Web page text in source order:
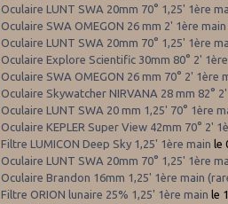
Oculaire LUNT SWA 20mm 70° 1,25' 1ère
Oculaire SWA OMEGON 26 mm 2' 1ère main
Oculaire LUNT SWA 20mm 70° 1,25' 1ère
Oculaire Explore Scientific 30mm 80° 2'
Oculaire SWA OMEGON 26 mm 70° 2' 1ère
Oculaire Skywatcher NIRVANA 28 mm 82°
Oculaire LUNT SWA 20 mm 1,25' 70° 1ère
Oculaire KEPLER Super View 42mm 70° 2'
Filtre LUMICON Deep Sky 1,25' 1ère main le
Oculaire LUNT SWA 20mm 70° 1,25' 1ère
Oculaire Brandon 16mm 1,25' 1ère main
Filtre ORION lunaire 25% 1,25' 1ère main le